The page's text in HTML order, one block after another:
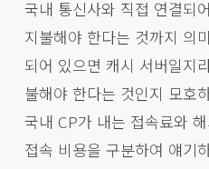
국내 통신사와 직접 연결되
지불해야 한다는 것까지 의
되어 있으면 캐시 서버일지
불해야 한다는 것인지 모호
국내 CP가 내는 접속료와
접속 비용을 구분하여 얘기